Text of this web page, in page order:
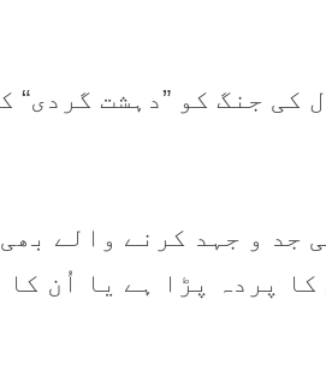
جنگ کو ”دہشت گردی“
جد و جہد کرنے والے بھی
پردہ پڑا ہے یا اُن کا